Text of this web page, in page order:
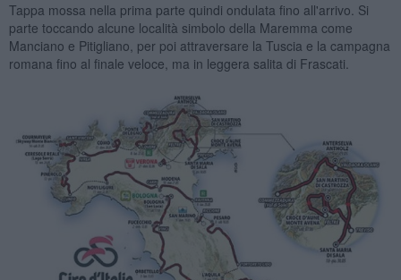
Tappa mossa nella prima parte quindi ondulata fino all'arrivo. Si
parte toccando alcune località simbolo della Maremma come
Manciano e Pitigliano, per poi attraversare la Tuscia e la campagna
romana fino al finale veloce, ma in leggera salita di Frascati.